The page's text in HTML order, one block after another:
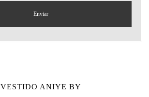
VESTIDO ANIYE BY